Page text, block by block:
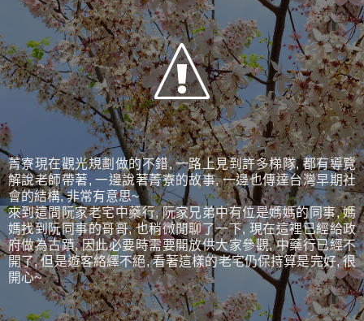
菁寮現在觀光規劃做的不錯, 一路上見到許多梯隊, 都有導覽
解說老師帶著, 一邊說著菁寮的故事, 一邊也傳達台灣早期社
會的結構, 非常有意思~
來到這間阮家老宅中藥行, 阮家兄弟中有位是媽媽的同事, 媽
媽找到阮同事的哥哥, 也稍微閒聊了一下, 現在這裡已經給政
府做為古蹟, 因此必要時需要開放供大家參觀, 中藥行已經不
開了, 但是遊客絡繹不絕, 看著這樣的老宅仍保持算是完好, 很
開心~